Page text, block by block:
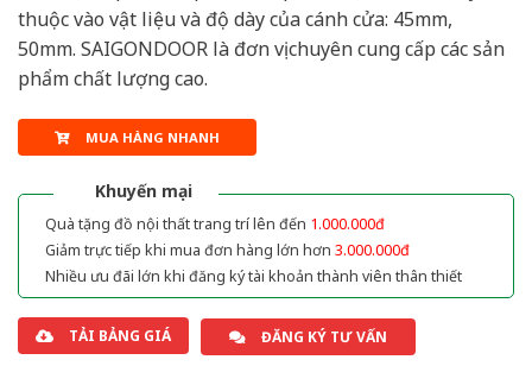
thuộc vào vật liệu và độ dày của cánh cửa: 45mm,
50mm. SAIGONDOOR là đơn vị chuyên cung cấp các sản
phẩm chất lượng cao.
MUA HÀNG NHANH
Khuyến mại
Quà tặng đồ nội thất trang trí lên đến 1.000.000đ
Giảm trực tiếp khi mua đơn hàng lớn hơn 3.000.000đ
Nhiều ưu đãi lớn khi đăng ký tài khoản thành viên thân thiết
TẢI BẢNG GIÁ ĐĂNG KÝ TƯ VẤN